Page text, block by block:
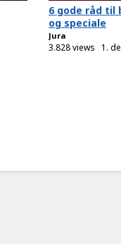
6 gode råd til
og speciale
Jura
3.828 views 1.